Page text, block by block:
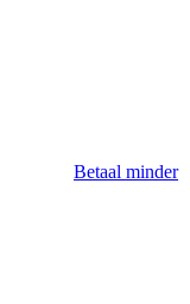
Betaal minder